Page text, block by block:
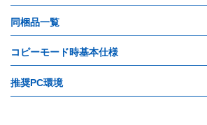
同梱品一覧
コピーモード時基本仕様
推奨PC環境